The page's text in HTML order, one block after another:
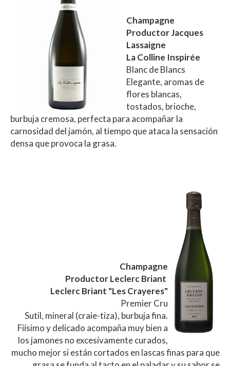
Champagne
Productor Jacques
Lassaigne
La Colline Inspirée
Blanc de Blancs
Elegante, aromas de
flores blancas,
tostados, brioche,
burbuja cremosa, perfecta para acompañar la
carnosidad del jamón, al tiempo que ataca la sensación
densa que provoca la grasa.
Champagne
Productor Leclerc Briant
Leclerc Briant "Les Crayeres"
Premier Cru
Sutil, mineral (craie-tiza), burbuja fina.
Fiísimo y delicado acompaña muy bien a
los jamones no excesivamente curados,
mucho mejor si están cortados en lascas finas para que